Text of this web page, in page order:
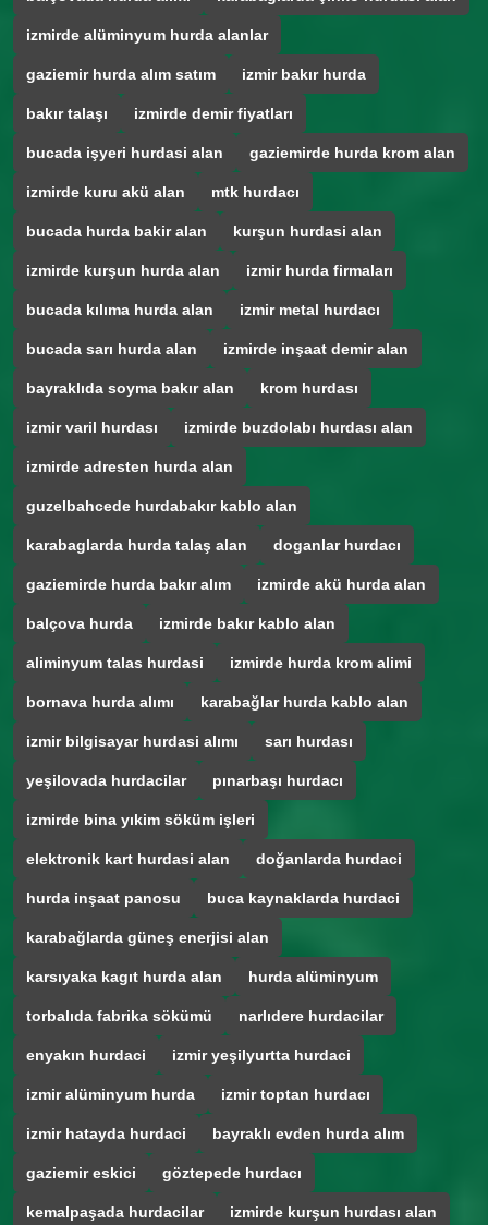
izmirde alüminyum hurda alanlar
gaziemir hurda alım satım izmir bakır hurda
bakır talaşı izmirde demir fiyatları
bucada işyeri hurdasi alan gaziemirde hurda krom alan
izmirde kuru akü alan mtk hurdacı
bucada hurda bakir alan kurşun hurdasi alan
izmirde kurşun hurda alan izmir hurda firmaları
bucada kılıma hurda alan izmir metal hurdacı
bucada sarı hurda alan izmirde inşaat demir alan
bayraklıda soyma bakır alan krom hurdası
izmir varil hurdası izmirde buzdolabı hurdası alan
izmirde adresten hurda alan
guzelbahcede hurdabakır kablo alan
karabaglarda hurda talaş alan doganlar hurdacı
gaziemirde hurda bakır alım izmirde akü hurda alan
balçova hurda izmirde bakır kablo alan
aliminyum talas hurdasi izmirde hurda krom alimi
bornava hurda alımı karabağlar hurda kablo alan
izmir bilgisayar hurdasi alımı sarı hurdası
yeşilovada hurdacilar pınarbaşı hurdacı
izmirde bina yıkim söküm işleri
elektronik kart hurdasi alan doğanlarda hurdaci
hurda inşaat panosu buca kaynaklarda hurdaci
karabağlarda güneş enerjisi alan
karsıyaka kagıt hurda alan hurda alüminyum
torbalıda fabrika sökümü narlıdere hurdacilar
enyakın hurdaci izmir yeşilyurtta hurdaci
izmir alüminyum hurda izmir toptan hurdacı
izmir hatayda hurdaci bayraklı evden hurda alım
gaziemir eskici göztepede hurdacı
kemalpaşada hurdacilar izmirde kurşun hurdası alan